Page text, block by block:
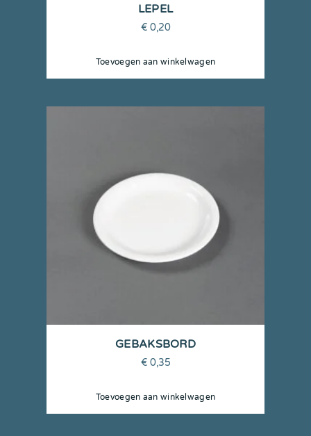
LEPEL
€ 0,20
Toevoegen aan winkelwagen
GEBAKSBORD
€ 0,35
Toevoegen aan winkelwagen